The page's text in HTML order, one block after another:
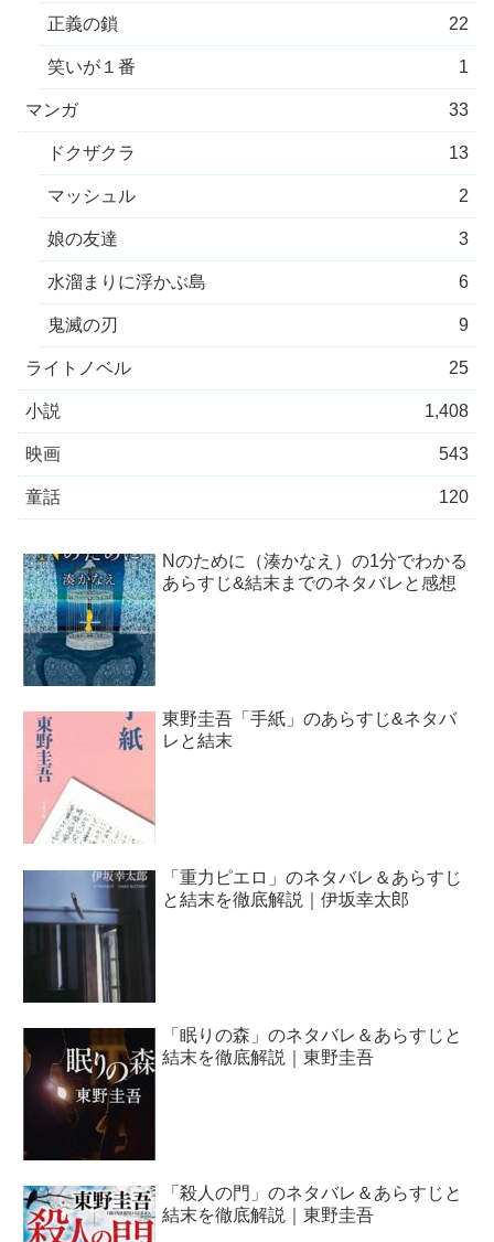
正義の鎖 22
笑いが１番 1
マンガ 33
ドクザクラ 13
マッシュル 2
娘の友達 3
水溜まりに浮かぶ島 6
鬼滅の刃 9
ライトノベル 25
小説 1,408
映画 543
童話 120
Nのために（湊かなえ）の1分でわかる
あらすじ&結末までのネタバレと感想
東野圭吾「手紙」のあらすじ&ネタバ
レと結末
「重力ピエロ」のネタバレ＆あらすじ
と結末を徹底解説｜伊坂幸太郎
「眠りの森」のネタバレ＆あらすじと
結末を徹底解説｜東野圭吾
「殺人の門」のネタバレ＆あらすじと
結末を徹底解説｜東野圭吾